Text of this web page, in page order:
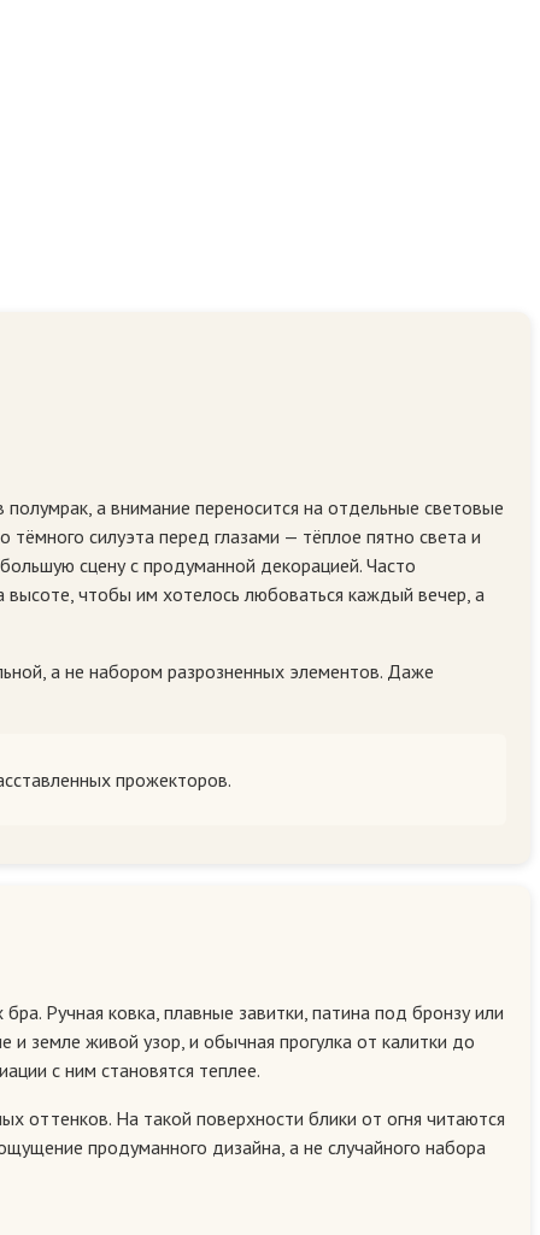
а внимание переносится на отдельные световые
силуэта перед глазами — тёплое пятно света и
сцену с продуманной декорацией. Часто
чтобы им хотелось любоваться каждый вечер, а
а не набором разрозненных элементов. Даже
прожекторов.
Ручная ковка, плавные завитки, патина под бронзу или
и земле живой узор, и обычная прогулка от калитки до
с ним становятся теплее.
оттенков. На такой поверхности блики от огня читаются
продуманного дизайна, а не случайного набора